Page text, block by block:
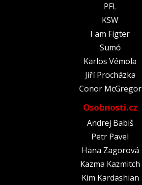
PFL
KSW
I am Figter
Sumó
Karlos Vémola
Jiří Procházka
Conor McGregor
Osobnosti.cz
Andrej Babiš
Petr Pavel
Hana Zagorová
Kazma Kazmitch
Kim Kardashian